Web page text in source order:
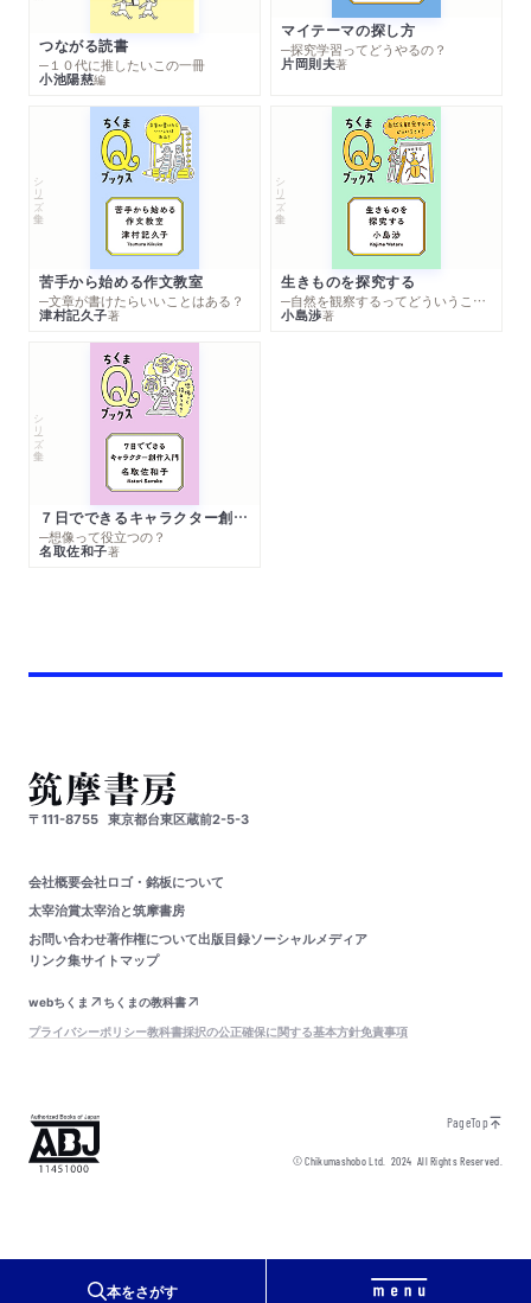
本をさがす
つながる読書
─１０代に推したいこの一冊
小池陽慈編
マイテーマの探し方
─探究学習ってどうやるの？
片岡則夫著
シリーズ・全集
苦手から始める作文教室
─文章が書けたらいいことはある？
津村記久子著
シリーズ・全集
生きものを探究する
─自然を観察するってどういうこと？
小島渉著
シリーズ・全集
７日でできるキャラクター創作入門
─想像って役立つの？
名取佐和子著
〒111-8755 東京都台東区蔵前2-5-3
会社概要会社ロゴ・銘板について
太宰治賞太宰治と筑摩書房
お問い合わせ著作権について出版目録ソーシャルメディア
リンク集サイトマップ
webちくま
ちくまの教科書
プライバシーポリシー教科書採択の公正確保に関する基本方針免責事項
PageTop
© Chikumashobo Ltd.2024 All Rights Reserved.